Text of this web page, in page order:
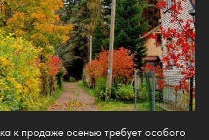
к продаже осенью требует особого